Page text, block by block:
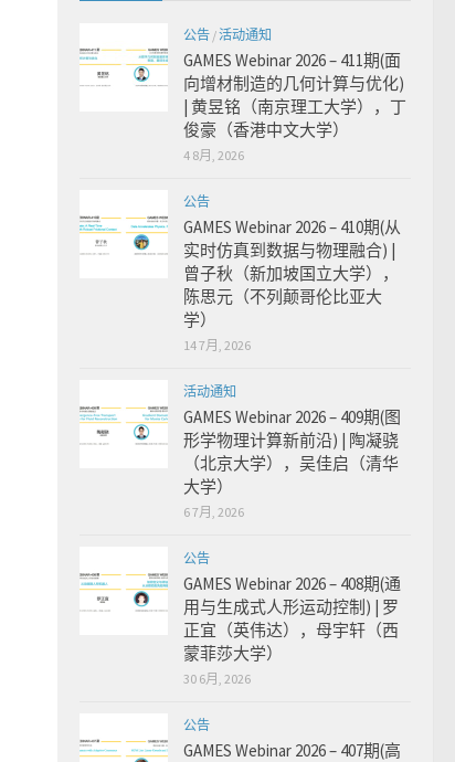
公告 /活动通知
GAMES Webinar 2026 – 411期(面
向增材制造的几何计算与优化)
| 黄昱铭（南京理工大学），丁
俊豪（香港中文大学）
4 8月, 2026
公告
GAMES Webinar 2026 – 410期(从
实时仿真到数据与物理融合) |
曾子秋（新加坡国立大学），
陈思元（不列颠哥伦比亚大
学）
14 7月, 2026
活动通知
GAMES Webinar 2026 – 409期(图
形学物理计算新前沿) | 陶凝骁
（北京大学），吴佳启（清华
大学）
6 7月, 2026
公告
GAMES Webinar 2026 – 408期(通
用与生成式人形运动控制) | 罗
正宜（英伟达），母宇轩（西
蒙菲莎大学）
30 6月, 2026
公告
GAMES Webinar 2026 – 407期(高